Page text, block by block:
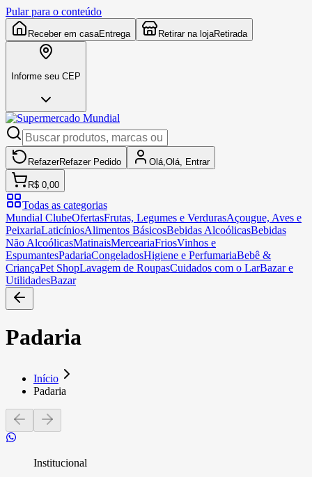
Pular para o conteúdo
Receber em casaEntrega Retirar na lojaRetirada
Informe seu CEP
RefazerRefazer Pedido Olá, Olá, Entrar
R$ 0,00
Todas as categorias
Mundial ClubeOfertasFrutas, Legumes e VerdurasAçougue, Aves e
PeixariaLaticíniosAlimentos BásicosBebidas AlcoólicasBebidas
Não AlcoólicasMatinaisMerceariaFriosVinhos e
EspumantesPadariaCongeladosHigiene e PerfumariaBebê &
CriançaPet ShopLavagem de RoupasCuidados com o LarBazar e
UtilidadesBazar
Padaria
Início
Padaria
Institucional